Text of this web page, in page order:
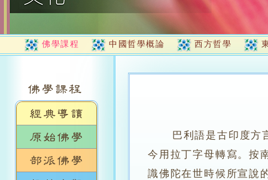
佛學課程 中國哲學概論 西方哲學
巴利語是古印度方
今用拉丁字母轉寫。按
識佛陀在世時候所宣說